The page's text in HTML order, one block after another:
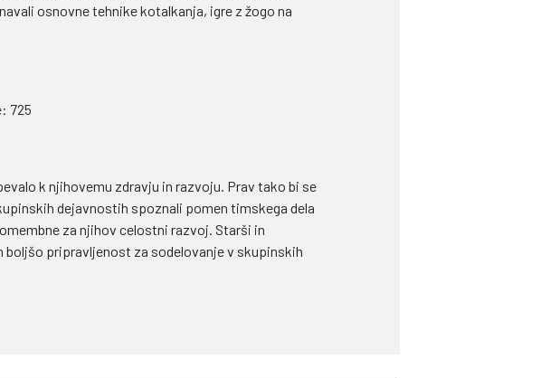
osnovne tehnike kotalkanja, igre z žogo na
725
k njihovemu zdravju in razvoju. Prav tako bi se
dejavnostih spoznali pomen timskega dela
za njihov celostni razvoj. Starši in
pripravljenost za sodelovanje v skupinskih